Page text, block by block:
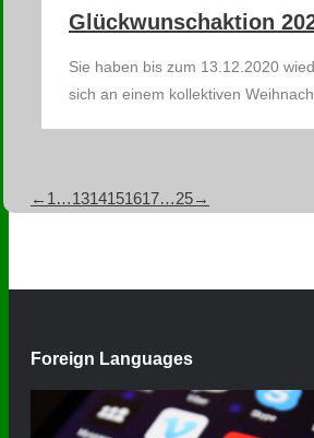
Glückwunschaktion
Sie haben bis zum 13.12.2020
sich an einem kollektiven
← 1 …1314151617…25→
Foreign Languages